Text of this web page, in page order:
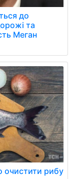
до
та
Меган
очистити рибу